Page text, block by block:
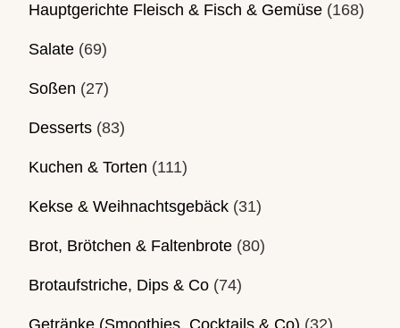
Hauptgerichte Fleisch & Fisch & Gemüse (168)
Salate (69)
Soßen (27)
Desserts (83)
Kuchen & Torten (111)
Kekse & Weihnachtsgebäck (31)
Brot, Brötchen & Faltenbrote (80)
Brotaufstriche, Dips & Co (74)
Getränke (Smoothies, Cocktails & Co) (32)